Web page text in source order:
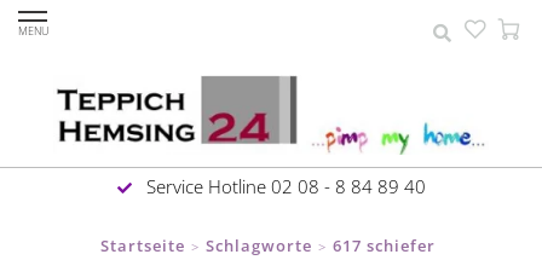
MENU
Service Hotline 02 08 - 8 84 89 40
Startseite > Schlagworte > 617 schiefer